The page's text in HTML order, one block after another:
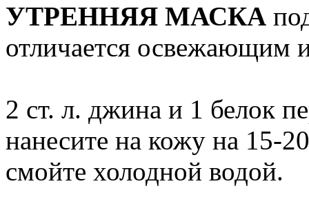
УТРЕННЯЯ МАСКА
отличается
2 ст. л. джина и 1 белок
нанесите на кожу на 15-
смойте холодной водой.